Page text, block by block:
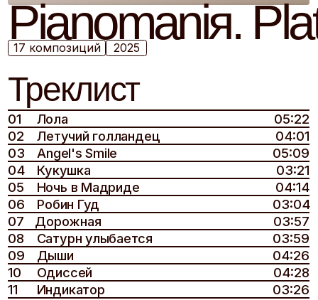
Треклист
01 Лола
03 Angel's Smile
04 Кукушка
05
Ночь в Мадриде
04:14
06
Робин Гуд
03:04
07
Дорожная
03:57
08
Сатурн улыбается
03:59
09
Дыши
10
Одиссей
11
Индикатор
12
Прощай, жестокий мир
13
Второе дыхание
05:46
14
Слёзы Луны
03:21
15
Вокализ 01:44
16 Письмо в альбом 03:41
17 Ещё, ещё